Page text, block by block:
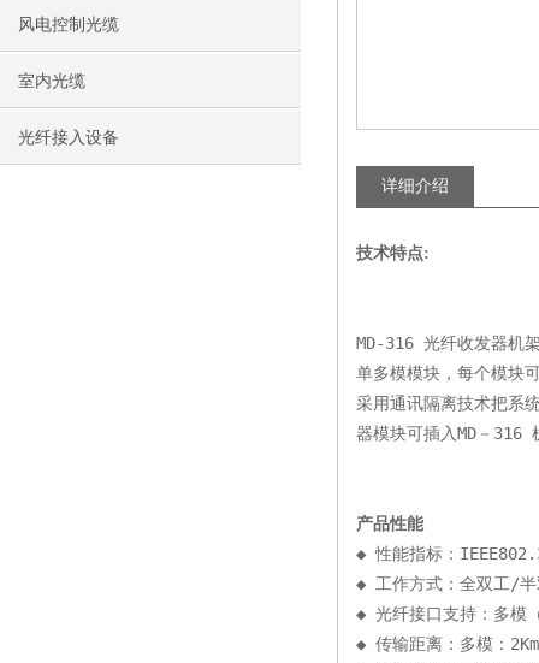
风电控制光缆
室内光缆
光纤接入设备
详细介绍
技术特点:
MD-316 光纤收发器机
单多模模块，每个模块
采用通讯隔离技术把系
器模块可插入MD－316
产品性能
◆ 性能指标：
◆ 工作方式：全双工/
◆ 光纤接口支持：多模
◆ 传输距离：多模：2Km